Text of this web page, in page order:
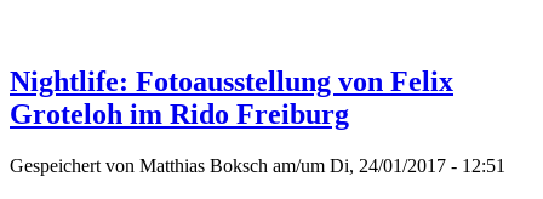
Nightlife: Fotoausstellung von Felix
Groteloh im Rido Freiburg
Gespeichert von Matthias Boksch am/um Di, 24/01/2017 - 12:51